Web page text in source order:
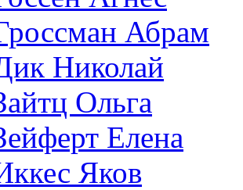
Абрам
Николай
Ольга
Елена
Яков